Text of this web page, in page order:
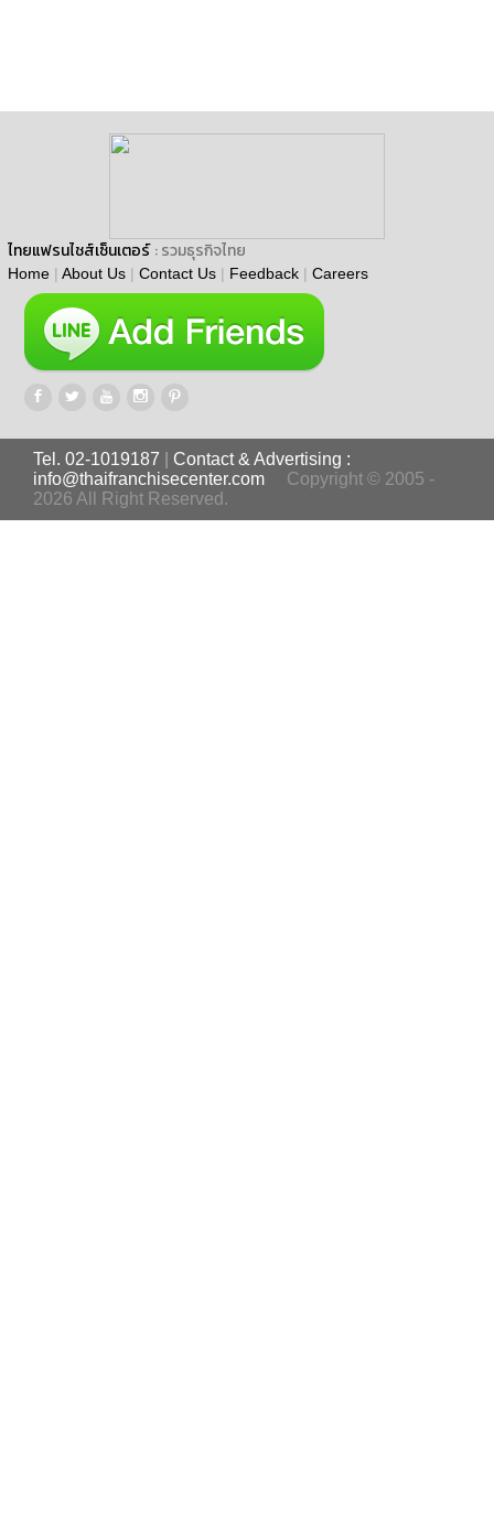
ไทยแฟรนไชส์เซ็นเตอร์ : รวมธุรกิจไทย
Home | About Us | Contact Us | Feedback | Careers
Tel. 02-1019187
Contact & Advertising :
info@thaifranchisecenter.com
Copyright © 2005 -
2026 All Right Reserved.